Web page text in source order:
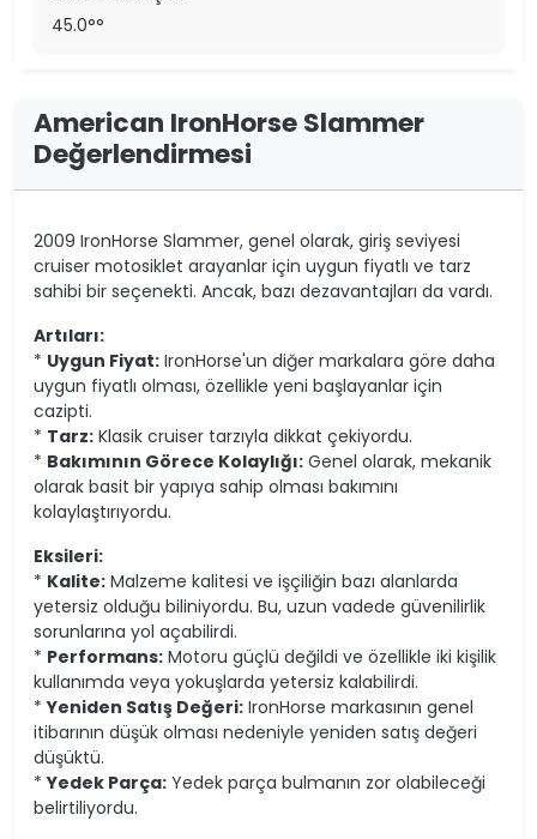
45.0°°
American IronHorse Slammer
Değerlendirmesi
2009 IronHorse Slammer, genel olarak, giriş seviyesi
cruiser motosiklet arayanlar için uygun fiyatlı ve tarz
sahibi bir seçenekti. Ancak, bazı dezavantajları da vardı.
Artıları:
* Uygun Fiyat: IronHorse'un diğer markalara göre daha
uygun fiyatlı olması, özellikle yeni başlayanlar için
cazipti.
* Tarz: Klasik cruiser tarzıyla dikkat çekiyordu.
* Bakımının Görece Kolaylığı: Genel olarak, mekanik
olarak basit bir yapıya sahip olması bakımını
kolaylaştırıyordu.
Eksileri:
* Kalite: Malzeme kalitesi ve işçiliğin bazı alanlarda
yetersiz olduğu biliniyordu. Bu, uzun vadede güvenilirlik
sorunlarına yol açabilirdi.
* Performans: Motoru güçlü değildi ve özellikle iki kişilik
kullanımda veya yokuşlarda yetersiz kalabilirdi.
*Yeniden Satış Değeri: IronHorse markasının genel
itibarının düşük olması nedeniyle yeniden satış değeri
düşüktü.
*Yedek Parça: Yedek parça bulmanın zor olabileceği
belirtiliyordu.